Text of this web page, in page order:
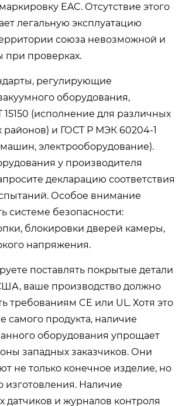
EAC. Отсутствие этого
легальную эксплуатацию
союза невозможной и
при проверках.
регулирующие
оборудования,
(исполнение для различных
районов) и ГОСТ Р МЭК 60204-1
электрооборудование).
у производителя
декларацию соответствия
Особое внимание
системе безопасности:
блокировки дверей камеры,
напряжения.
поставлять покрытые детали
ваше производство должно
требованиям CE или UL. Хотя это
самого продукта, наличие
оборудования упрощает
западных заказчиков. Они
не только конечное изделие, но
изготовления. Наличие
датчиков и журналов контроля